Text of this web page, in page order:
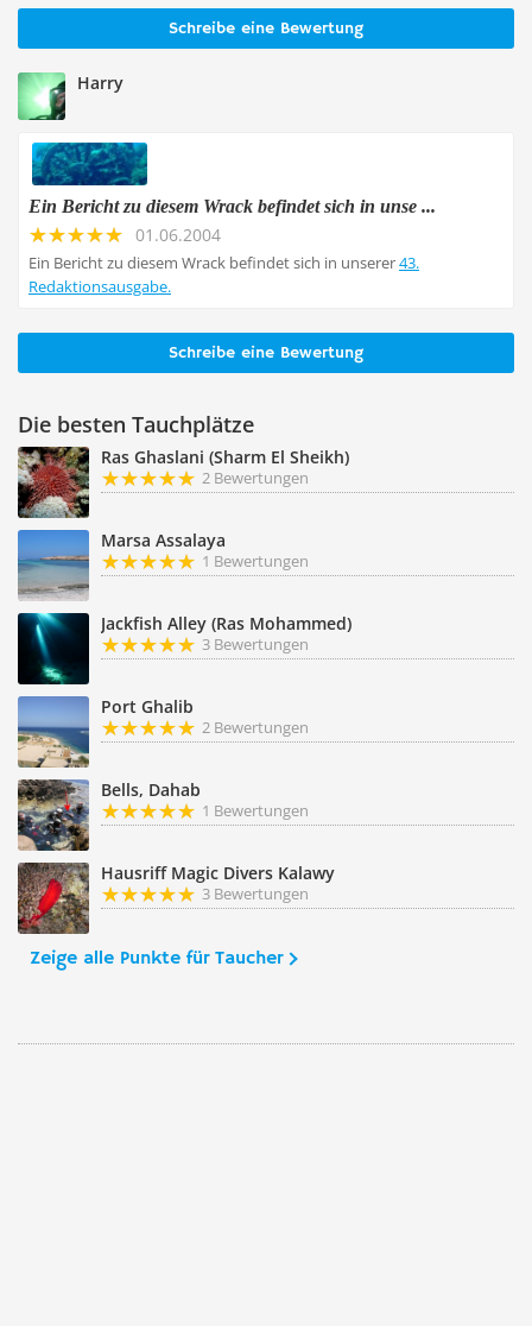
Schreibe eine Bewertung
Harry
Ein Bericht zu diesem Wrack befindet sich in unse ...
01.06.2004
Ein Bericht zu diesem Wrack befindet sich in unserer43.
Redaktionsausgabe.
Schreibe eine Bewertung
Die besten Tauchplätze
Ras Ghaslani (Sharm El Sheikh)
2 Bewertungen
Marsa Assalaya
1 Bewertungen
Jackfish Alley (Ras Mohammed)
3 Bewertungen
Port Ghalib
2 Bewertungen
Bells, Dahab
1 Bewertungen
Hausriff Magic Divers Kalawy
3 Bewertungen
Zeige alle Punkte für Taucher